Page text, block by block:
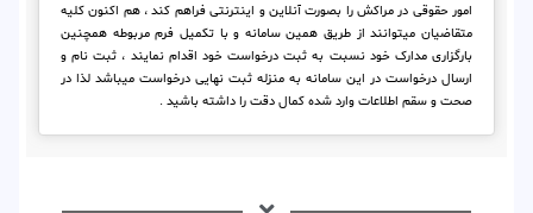
امور حقوقی در مراکش را بصورت آنلاین و اینترنتی فراهم کند ، هم اکنون کلیه
متقاضیان میتوانند از طریق همین سامانه و با تکمیل فرم مربوطه همچنین
بارگزاری مدارک خود نسبت به ثبت درخواست خود اقدام نمایند ، ثبت نام و
ارسال درخواست در این سامانه به منزله ثبت نهایی درخواست میباشد لذا در
صحت و سقم اطلاعات وارد شده کمال دقت را داشته باشید .